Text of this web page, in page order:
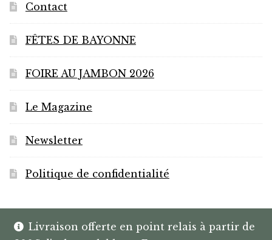
Livraison offerte en point relais à partir de
Contact
FÊTES DE BAYONNE
FOIRE AU JAMBON 2026
Le Magazine
Newsletter
Politique de confidentialité